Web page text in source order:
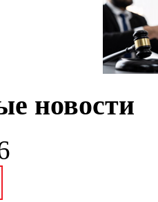
новости